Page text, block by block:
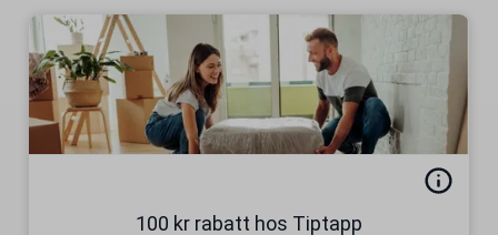
100 kr rabatt hos Tiptapp